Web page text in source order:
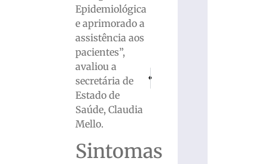
Epidemiológica
e aprimorado a
assistência aos
pacientes”,
avaliou a
secretária de
Estado de
Saúde, Claudia
Mello.
Sintomas